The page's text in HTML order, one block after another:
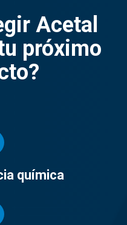
Acetal
próximo
química